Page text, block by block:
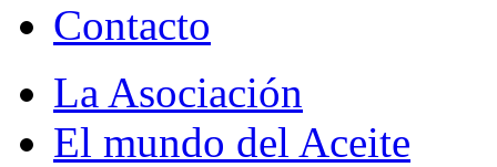
Contacto
La Asociación
El mundo del Aceite